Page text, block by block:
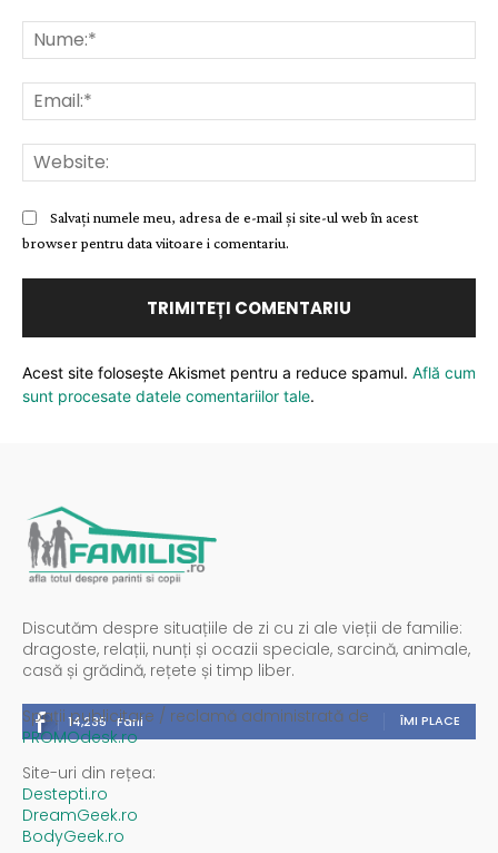
Salvați numele meu, adresa de e-mail și site-ul web în acest
browser pentru data viitoare i comentariu.
Acest site folosește Akismet pentru a reduce spamul. Află cum
sunt procesate datele comentariilor tale.
Discutăm despre situațiile de zi cu zi ale vieții de familie:
dragoste, relații, nunți și ocazii speciale, sarcină, animale,
casă și grădină, rețete și timp liber.
14,235 Fani ÎMI PLACE
Spații publicitare / reclamă administrată de
PROMOdesk.ro
Site-uri din rețea:
Destepti.ro
DreamGeek.ro
BodyGeek.ro